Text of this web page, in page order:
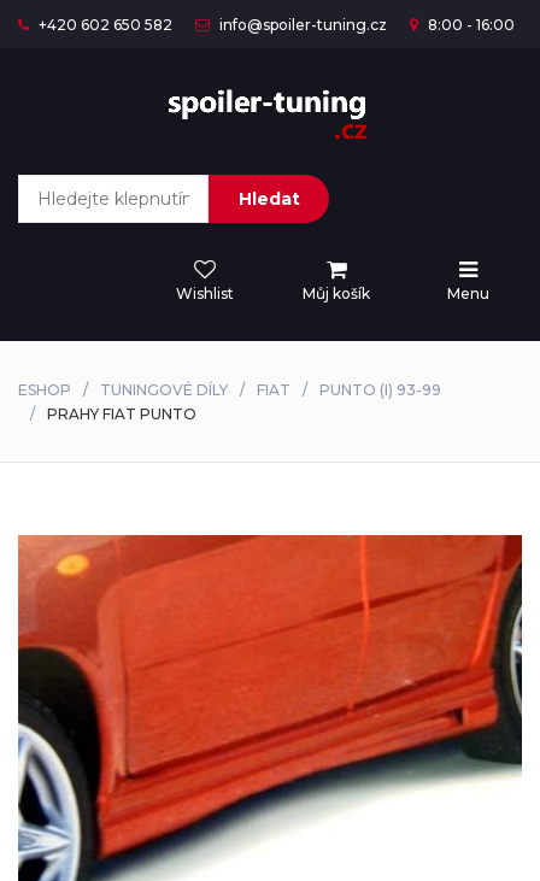
+420 602 650 582 info@spoiler-tuning.cz 8:00 - 16:00
Hledat
Wishlist Můj košík Menu
ESHOP TUNINGOVÉ DÍLY FIAT
PUNTO (I) 93-99
PRAHY FIAT PUNTO